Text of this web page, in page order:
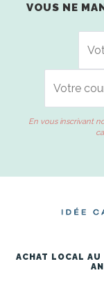
VOUS NE
En vous inscrivant
ACHAT LOCAL